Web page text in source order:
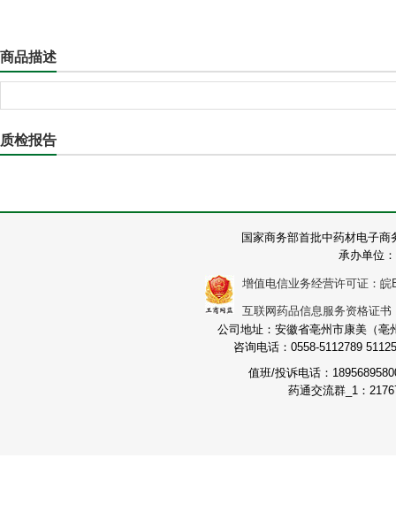
商品描述
质检报告
国家商务部首批中药材电子
承办单位
增值电信业务经营许可证：皖
互联网药品信息服务资格证
公司地址：安徽省亳州市康美（
咨询电话：0558-5112789
值班/投诉电话：
药通交流群_1：